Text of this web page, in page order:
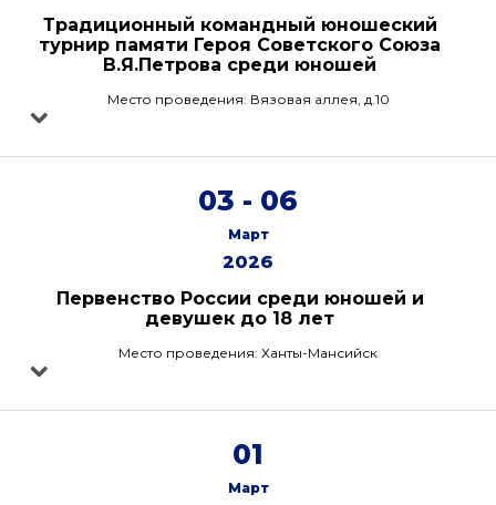
Традиционный командный юношеский
турнир памяти Героя Советского Союза
В.Я.Петрова среди юношей
Место проведения: Вязовая аллея, д.10
03 - 06
Март
2026
Первенство России среди юношей и
девушек до 18 лет
Место проведения: Ханты-Мансийск
01
Март